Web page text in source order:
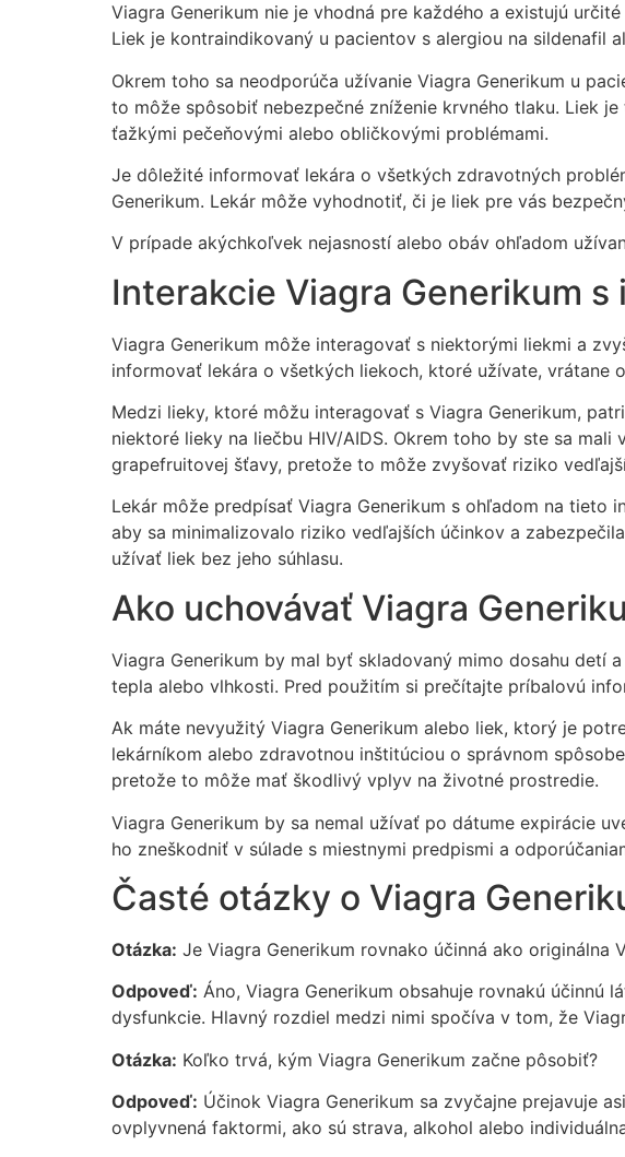
Viagra Generikum nie je vhodná pre každého a existujú
Liek je kontraindikovaný u pacientov s alergiou na sildenafil
Okrem toho sa neodporúča užívanie Viagra Generikum u
to môže spôsobiť nebezpečné zníženie krvného tlaku. Liek
ťažkými pečeňovými alebo obličkovými problémami.
Je dôležité informovať lekára o všetkých zdravotných
Generikum. Lekár môže vyhodnotiť, či je liek pre vás
V prípade akýchkoľvek nejasností alebo obáv ohľadom
Interakcie Viagra Generikum s
Viagra Generikum môže interagovať s niektorými liekmi a
informovať lekára o všetkých liekoch, ktoré užívate,
Medzi lieky, ktoré môžu interagovať s Viagra Generikum,
niektoré lieky na liečbu HIV/AIDS. Okrem toho by ste sa
grapefruitovej šťavy, pretože to môže zvyšovať riziko
Lekár môže predpísať Viagra Generikum s ohľadom na
aby sa minimalizovalo riziko vedľajších účinkov a
užívať liek bez jeho súhlasu.
Ako uchovávať Viagra
Viagra Generikum by mal byť skladovaný mimo dosahu detí
tepla alebo vlhkosti. Pred použitím si prečítajte príbalovú
Ak máte nevyužitý Viagra Generikum alebo liek, ktorý je
lekárníkom alebo zdravotnou inštitúciou o správnom
pretože to môže mať škodlivý vplyv na životné prostredie.
Viagra Generikum by sa nemal užívať po dátume expirácie
ho zneškodniť v súlade s miestnymi predpismi a
Časté otázky o Viagra
Otázka: Je Viagra Generikum rovnako účinná ako originálna
Odpoveď: Áno, Viagra Generikum obsahuje rovnakú účinnú
dysfunkcie. Hlavný rozdiel medzi nimi spočíva v tom, že
Otázka: Koľko trvá, kým Viagra Generikum začne pôsobiť?
Odpoveď: Účinok Viagra Generikum sa zvyčajne prejavuje
ovplyvnená faktormi, ako sú strava, alkohol alebo